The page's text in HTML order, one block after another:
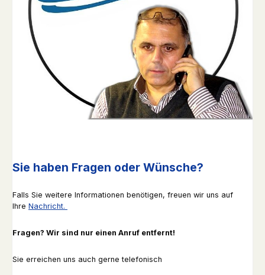
Sie haben Fragen oder Wünsche?
Falls Sie weitere Informationen benötigen, freuen wir uns auf
Ihre Nachricht.
Fragen? Wir sind nur einen Anruf entfernt!
Sie erreichen uns auch gerne telefonisch